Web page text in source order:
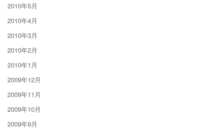
2010年5月
2010年4月
2010年3月
2010年2月
2010年1月
2009年12月
2009年11月
2009年10月
2009年9月